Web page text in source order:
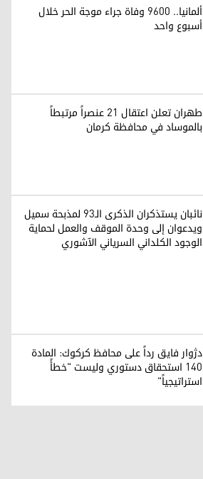
ألمانيا.. 9600 وفاة جراء موجة الحر خلال
أسبوع واحد
طهران تعلن اعتقال 21 عنصراً مرتبطاً
بالموساد في محافظة كرمان
نائبان يستذكران الذكرى الـ93 لمذبحة سميل
ويدعوان إلى وحدة الموقف والعمل لحماية
الوجود الكلداني السرياني الآشوري
دژوار فايق رداً على محافظ كركوك: المادة
140 استحقاق دستوري وليست "خطأً
استراتيجياً"